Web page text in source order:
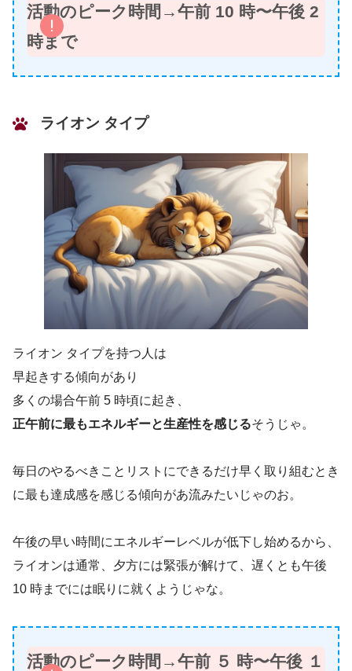
活動のピーク時間→午前 10 時〜午後 2
時まで
ライオン タイプ
ライオン タイプを持つ人は
早起きする傾向があり
多くの場合午前 5 時頃に起き、
正午前に最もエネルギーと生産性を感じるそうじゃ。
毎日のやるべきことリストにできるだけ早く取り組むとき
に最も達成感を感じる傾向があ流みたいじゃのお。
午後の早い時間にエネルギーレベルが低下し始めるから、
ライオンは通常、夕方には緊張が解けて、遅くとも午後
10 時までには眠りに就くようじゃな。
活動のピーク時間→午前 ５ 時〜午後 １